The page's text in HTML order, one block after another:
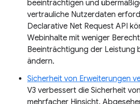
beeinträchtigen und
vertrauliche Nutzerdaten
Declarative Net Request API
Webinhalte mit weniger
Beeinträchtigung der Leistung
ändern.
Sicherheit von Erweiterungen
V3 verbessert die Sicherheit
mehrfacher Hinsicht.